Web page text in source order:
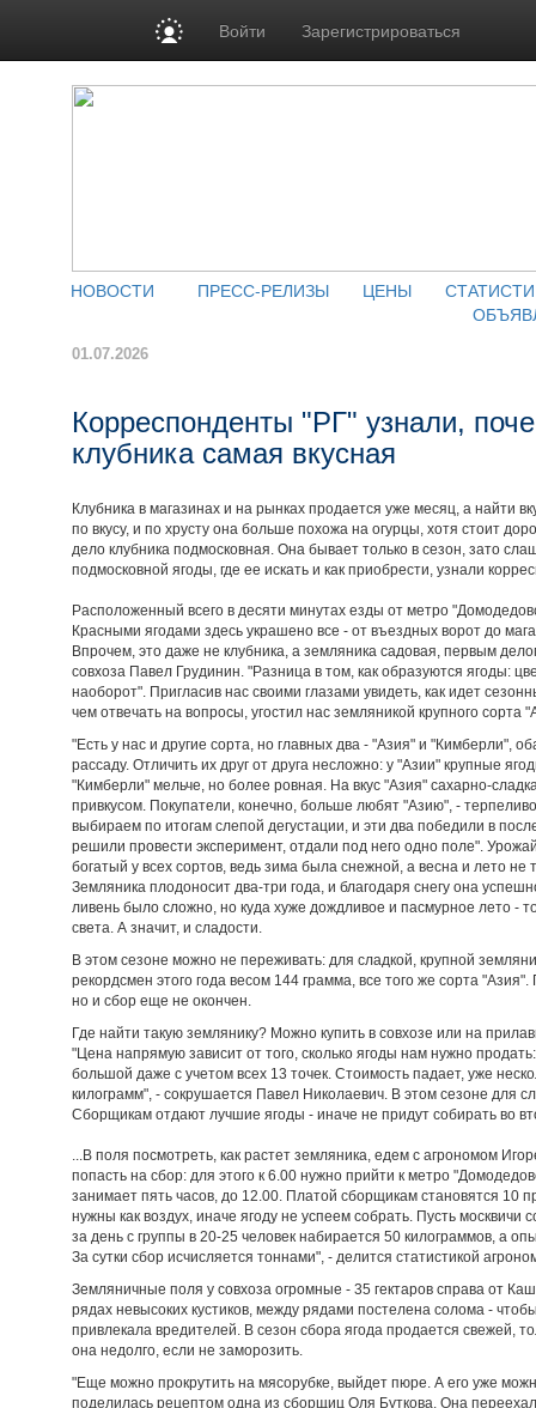
Войти Зарегистрироваться
НОВОСТИ ПРЕСС-РЕЛИЗЫ ЦЕНЫ
01.07.2026
Корреспонденты "РГ" узнали,
клубника самая вкусная
Клубника в магазинах и на рынках продается уже месяц, а найти
по вкусу, и по хрусту она больше похожа на огурцы, хотя стоит
дело клубника подмосковная. Она бывает только в сезон, зато
подмосковной ягоды, где ее искать и как приобрести, узнали
Расположенный всего в десяти минутах езды от метро
Красными ягодами здесь украшено все - от въездных ворот до
Впрочем, это даже не клубника, а земляника садовая, первым
совхоза Павел Грудинин. "Разница в том, как образуются ягоды:
наоборот". Пригласив нас своими глазами увидеть, как идет
чем отвечать на вопросы, угостил нас земляникой крупного сорта
"Есть у нас и другие сорта, но главных два - "Азия" и "Кимберли",
рассаду. Отличить их друг от друга несложно: у "Азии" крупные
"Кимберли" мельче, но более ровная. На вкус "Азия" сахарно-
привкусом. Покупатели, конечно, больше любят "Азию", -
выбираем по итогам слепой дегустации, и эти два победили в
решили провести эксперимент, отдали под него одно поле".
богатый у всех сортов, ведь зима была снежной, а весна и лето
Земляника плодоносит два-три года, и благодаря снегу она
ливень было сложно, но куда хуже дождливое и пасмурное лето -
света. А значит, и сладости.
В этом сезоне можно не переживать: для сладкой, крупной
рекордсмен этого года весом 144 грамма, все того же сорта
но и сбор еще не окончен.
Где найти такую землянику? Можно купить в совхозе или на
"Цена напрямую зависит от того, сколько ягоды нам нужно
большой даже с учетом всех 13 точек. Стоимость падает, уже
килограмм", - сокрушается Павел Николаевич. В этом сезоне для
Сборщикам отдают лучшие ягоды - иначе не придут собирать во
...В поля посмотреть, как растет земляника, едем с агрономом
попасть на сбор: для этого к 6.00 нужно прийти к метро
занимает пять часов, до 12.00. Платой сборщикам становятся 10
нужны как воздух, иначе ягоду не успеем собрать. Пусть
за день с группы в 20-25 человек набирается 50 килограммов, а
За сутки сбор исчисляется тоннами", - делится статистикой
Земляничные поля у совхоза огромные - 35 гектаров справа от
рядах невысоких кустиков, между рядами постелена солома -
привлекала вредителей. В сезон сбора ягода продается свежей,
она недолго, если не заморозить.
"Еще можно прокрутить на мясорубке, выйдет пюре. А его уже
поделилась рецептом одна из сборщиц Оля Буткова. Она